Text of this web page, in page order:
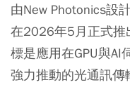
由New Photonics設
在2026年5月正式推
標是應用在GPU與AI
強力推動的光通訊